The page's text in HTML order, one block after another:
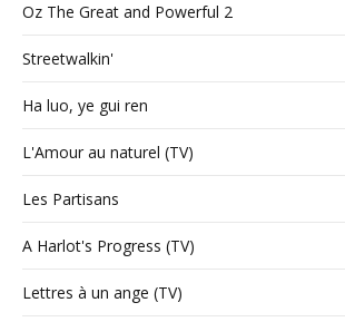
Oz The Great and Powerful 2
Streetwalkin'
Ha luo, ye gui ren
L'Amour au naturel (TV)
Les Partisans
A Harlot's Progress (TV)
Lettres à un ange (TV)